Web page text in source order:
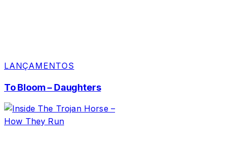
LANÇAMENTOS
To Bloom – Daughters